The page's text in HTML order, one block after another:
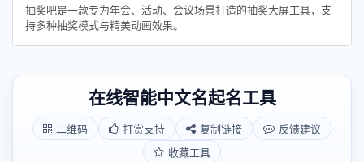
抽奖吧是一款专为年会、活动、会议场景打造的抽奖大屏工具，支
持多种抽奖模式与精美动画效果。
在线智能中文名起名工具
二维码 打赏支持 复制链接
反馈建议
收藏工具